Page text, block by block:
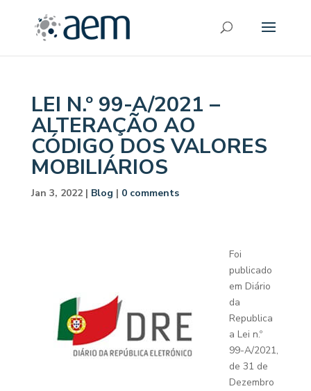
LEI N.º 99-A/2021 –
ALTERAÇÃO AO
CÓDIGO DOS VALORES
MOBILIÁRIOS
Jan 3, 2022| Blog | 0 comments
Foi
publicado
em Diário
da
Republica
a Lei n.º
99-A/2021,
de 31 de
Dezembro